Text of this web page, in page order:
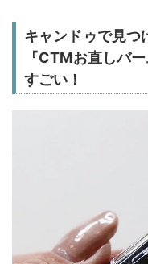
キャンドゥで見つ
『CTMお直しバ
すごい！